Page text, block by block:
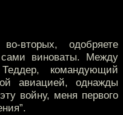
вторых, одобряете
сами виноваты. Между
командующий
авиацией, однажды
войну, меня первого